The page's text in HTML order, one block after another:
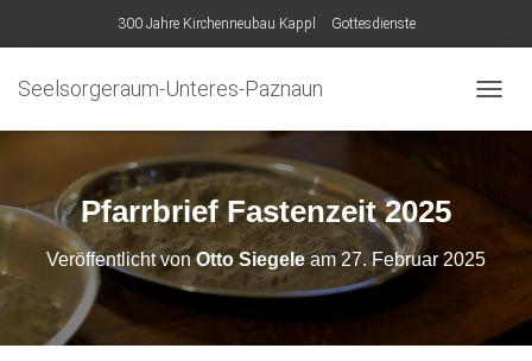
300 Jahre Kirchenneubau Kappl Gottesdienste
Seelsorgeraum-Unteres-Paznaun
A
T
U
Pfarrbrief Fastenzeit 2025
Veröffentlicht vonOtto Siegeleam27. Februar 2025